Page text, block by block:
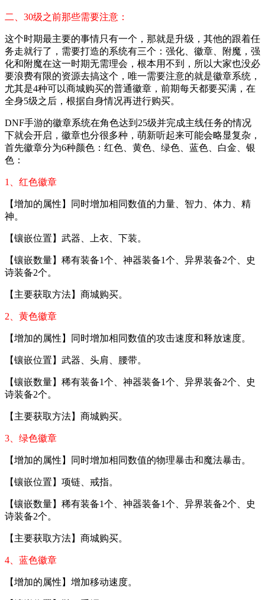
二、30级之前那些需要注意：
这个时期最主要的事情只有一个，那就是升级，其他的跟着任
务走就行了，需要打造的系统有三个：强化、徽章、附魔，强
化和附魔在这一时期无需理会，根本用不到，所以大家也没必
要浪费有限的资源去搞这个，唯一需要注意的就是徽章系统，
尤其是4种可以商城购买的普通徽章，前期每天都要买满，在
全身5级之后，根据自身情况再进行购买。
DNF手游的徽章系统在角色达到25级并完成主线任务的情况
下就会开启，徽章也分很多种，萌新听起来可能会略显复杂，
首先徽章分为6种颜色：红色、黄色、绿色、蓝色、白金、银
色：
1、红色徽章
【增加的属性】同时增加相同数值的力量、智力、体力、精
神。
【镶嵌位置】武器、上衣、下装。
【镶嵌数量】稀有装备1个、神器装备1个、异界装备2个、史
诗装备2个。
【主要获取方法】商城购买。
2、黄色徽章
【增加的属性】同时增加相同数值的攻击速度和释放速度。
【镶嵌位置】武器、头肩、腰带。
【镶嵌数量】稀有装备1个、神器装备1个、异界装备2个、史
诗装备2个。
【主要获取方法】商城购买。
3、绿色徽章
【增加的属性】同时增加相同数值的物理暴击和魔法暴击。
【镶嵌位置】项链、戒指。
【镶嵌数量】稀有装备1个、神器装备1个、异界装备2个、史
诗装备2个。
【主要获取方法】商城购买。
4、蓝色徽章
【增加的属性】增加移动速度。